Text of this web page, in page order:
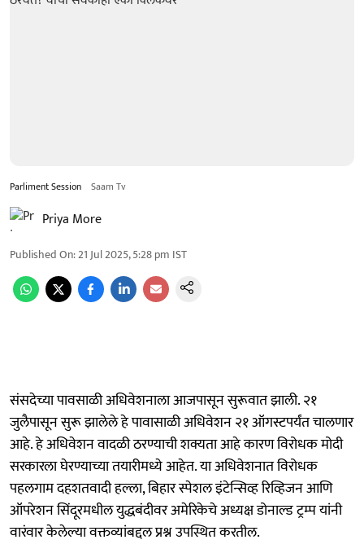
Parliment Session Saam Tv
Priya More
Published On:21 Jul 2025, 5:28 pm IST
संसदेच्या पावसाळी अधिवेशनाला आजपासून सुरूवात झाली. २१
जुलैपासून सुरू झालेले हे पावासाळी अधिवेशन २१ ऑगस्टपर्यंत चालणार
आहे. हे अधिवेशन वादळी ठरण्याची शक्यता आहे कारण विरोधक मोदी
सरकारला घेरण्याच्या तयारीमध्ये आहेत. या अधिवेशनात विरोधक
पहलगाम दहशतवादी हल्ला, बिहार स्पेशल इंटेन्सिव्ह रिव्हिजन आणि
ऑपरेशन सिंदूरमधील युद्धबंदीवर अमेरिकेचे अध्यक्ष डोनाल्ड ट्रम्प यांनी
वारंवार केलेल्या वक्तव्यांबद्दल प्रश्न उपस्थित करतील.